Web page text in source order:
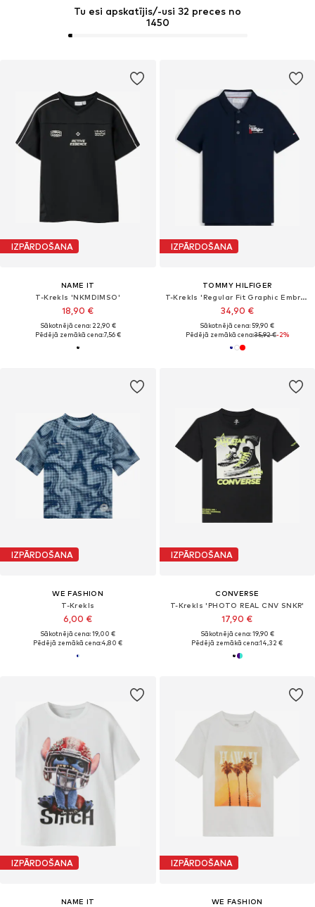
Tu esi apskatījis/-usi 32 preces no
1450
IZPĀRDOŠANA
NAME IT
T-Krekls 'NKMDIMSO'
18,90 €
Sākotnējā cena: 22,90 €
Pēdējā zemākā cena:7,56 €
IZPĀRDOŠANA
TOMMY HILFIGER
T-Krekls 'Regular Fit Graphic Embroidery'
34,90 €
Sākotnējā cena: 59,90 €
Pēdējā zemākā cena:35,92 €-2%
IZPĀRDOŠANA
WE FASHION
T-Krekls
6,00 €
Sākotnējā cena: 19,00 €
Pēdējā zemākā cena:4,80 €
IZPĀRDOŠANA
CONVERSE
T-Krekls 'PHOTO REAL CNV SNKR'
17,90 €
Sākotnējā cena: 19,90 €
Pēdējā zemākā cena:14,32 €
IZPĀRDOŠANA
NAME IT
IZPĀRDOŠANA
WE FASHION